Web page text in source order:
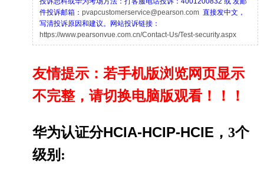
件投诉邮箱： pvapcustomerservice@pearson.com 直接发中文，
写清投诉原因和建议。网站投诉链接：
https://www.pearsonvue.com.cn/Contact-Us/Test-security.aspx
友情提示：若手机版浏览网页显示
不完整，请切换电脑版观看！！！
华为认证分HCIA-HCIP-HCIE， 3个
级别: